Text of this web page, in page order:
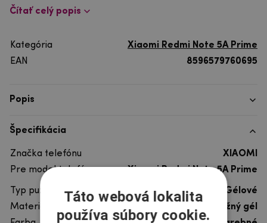
Čítať celý popis
Kategória
Xiaomi Redmi Note 5A Prime
EAN
8596579760695
Popis
Špecifikácia
Značka telefónu
XIAOMI
Pre model telefónu
Xiaomi Redmi Note 5A Prime
Typ puzdra
Gélové
Materiál
pružný gél
Táto webová lokalita
používa súbory cookie.